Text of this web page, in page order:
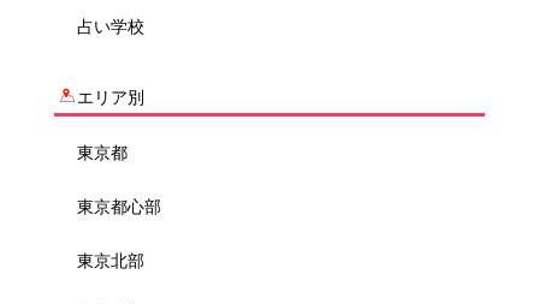
占い学校
エリア別
東京都
東京都心部
東京北部